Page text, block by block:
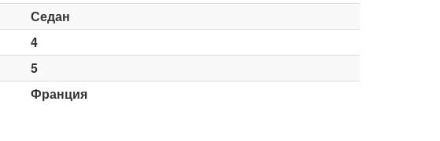
Седан
4
5
Франция